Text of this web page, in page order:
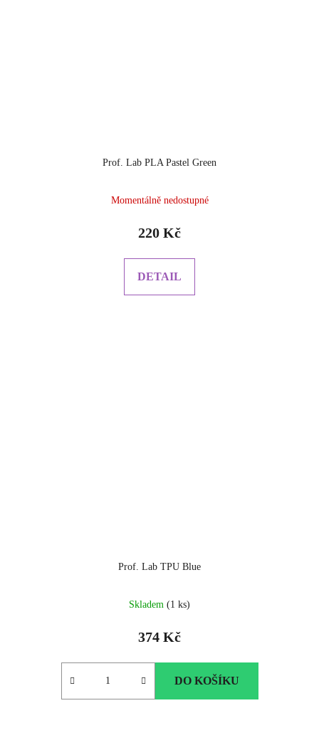
Prof. Lab PLA Pastel Green
Momentálně nedostupné
220 Kč
DETAIL
Prof. Lab TPU Blue
Skladem (1 ks)
374 Kč
DO KOŠÍKU